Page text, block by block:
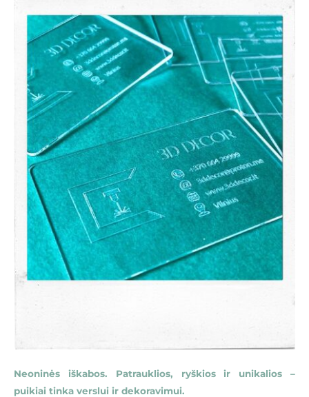
Neoninės iškabos. Patrauklios, ryškios ir unikalios –
puikiai tinka verslui ir dekoravimui.